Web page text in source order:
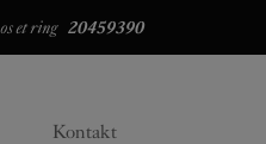
et ring 20459390
Kontakt